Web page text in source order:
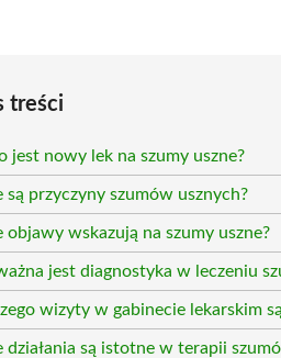
treści
jest nowy lek na szumy uszne?
są przyczyny szumów usznych?
objawy wskazują na szumy uszne?
jest diagnostyka w leczeniu
wizyty w gabinecie lekarskim
działania są istotne w terapii